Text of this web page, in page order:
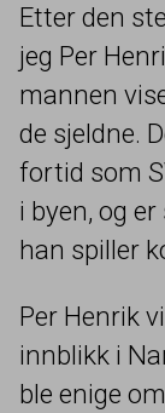
Etter den
jeg Per
mannen
de sjeldne.
fortid som
i byen, og
han spiller
Per Henrik
innblikk i
ble enige